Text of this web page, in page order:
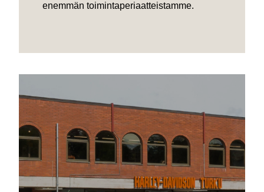
enemmän toimintaperiaatteistamme.